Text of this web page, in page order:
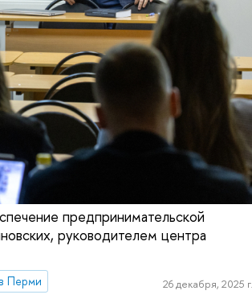
предпринимательской
руководителем центра
Перми 26 декабря, 2025 г.